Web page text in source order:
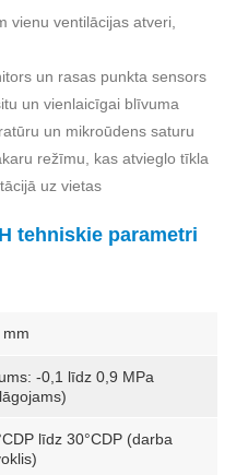
vienu ventilācijas atveri,
un rasas punkta sensors
un vienlaicīgai blīvuma
un mikroūdens saturu
režīmu, kas atvieglo tīkla
uz vietas
tehniskie parametri
mm
-0,1 līdz 0,9 MPa
līdz 30°CDP (darba